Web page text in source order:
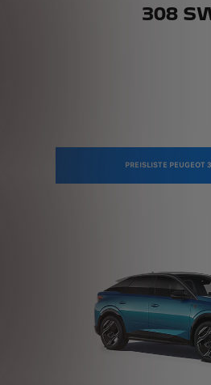
308
PREISLISTE PEUGEOT